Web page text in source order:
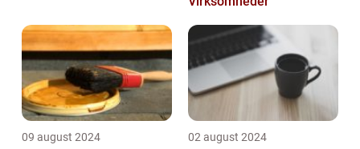
09 august 2024 02 august 2024